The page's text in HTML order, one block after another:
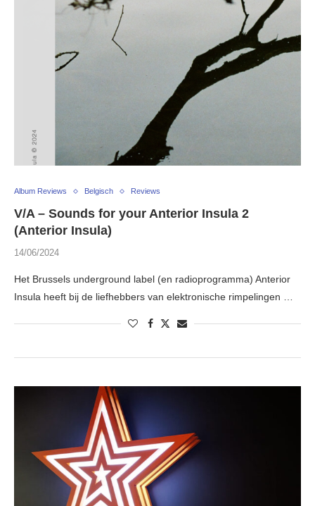
Album Reviews Belgisch Reviews
V​/​A – Sounds for your Anterior Insula 2
(Anterior Insula)
14/06/2024
Het Brussels underground label (en radioprogramma) Anterior
Insula heeft bij de liefhebbers van elektronische rimpelingen …